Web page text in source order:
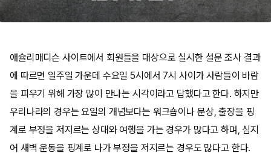
애슐리매디슨 사이트에서 회원들을 대상으로 실시한 설문 조사 결과
에 따르면 일주일 가운데 수요일 5시에서 7시 사이가 사람들이 바람
을 피우기 위해 가장 많이 만나는 시각이라고 답했다고 한다. 하지만
우리나라의 경우는 요일의 개념보다는 워크숍이나 문상, 출장을 핑
계로 부정을 저지르는 상대와 여행을 가는 경우가 많다고 하며, 심지
어 새벽 운동을 핑계로 나가 부정을 저지르는 경우도 많다고 한다.